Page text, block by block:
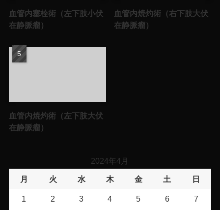
血管内塞栓術（左下肢小伏
在静脈瘤）
血管内焼灼術（右下肢大伏
在静脈瘤）
血管内焼灼術（左下肢大伏
在静脈瘤）
2024年4月
月 火 水 木 金 土 日
1 2 3 4 5 6 7